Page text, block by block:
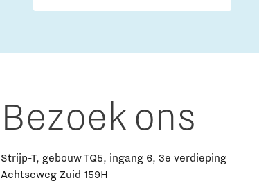
regio
Bezoek ons
Strijp-T, gebouw TQ5, ingang 6, 3e verdieping
Achtseweg Zuid 159H